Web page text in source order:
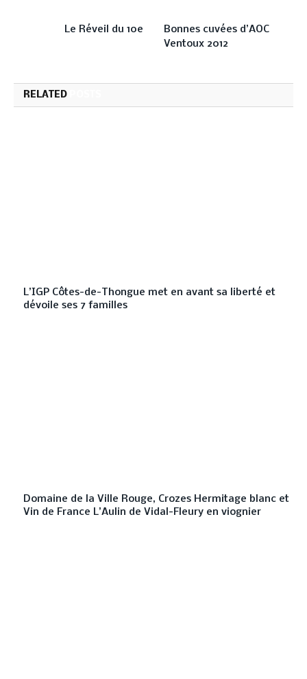
Le Réveil du 10e
Bonnes cuvées d’AOC
Ventoux 2012
RELATED
L’IGP Côtes-de-Thongue met en avant sa liberté et
dévoile ses 7 familles
Domaine de la Ville Rouge, Crozes Hermitage blanc et
Vin de France L’Aulin de Vidal-Fleury en viognier